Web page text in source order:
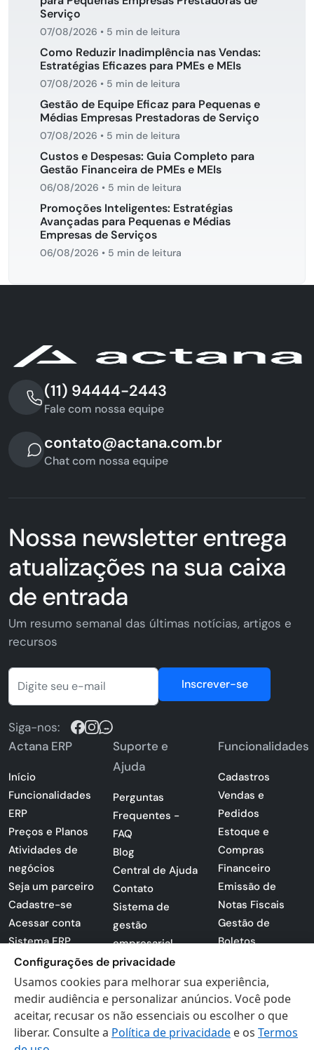
Serviço
07/08/2026 • 5 min de leitura
Como Reduzir Inadimplência nas Vendas:
Estratégias Eficazes para PMEs e MEIs
07/08/2026 • 5 min de leitura
Gestão de Equipe Eficaz para Pequenas e
Médias Empresas Prestadoras de Serviço
07/08/2026 • 5 min de leitura
Custos e Despesas: Guia Completo para
Gestão Financeira de PMEs e MEIs
06/08/2026 • 5 min de leitura
Promoções Inteligentes: Estratégias
Avançadas para Pequenas e Médias
Empresas de Serviços
06/08/2026 • 5 min de leitura
(11) 94444-2443
Fale com nossa equipe
contato@actana.com.br
Chat com nossa equipe
Nossa newsletter entrega
atualizações na sua caixa
de entrada
Um resumo semanal das últimas notícias, artigos e
recursos
Inscrever-se
Siga-nos:
Actana ERP
Início
Funcionalidades
ERP
Preços e Planos
Atividades de
negócios
Seja um parceiro
Cadastre-se
Acessar conta
Sistema ERP
Apresentação
PDF
Loja -
Certificados
Digitais
Suporte e
Ajuda
Perguntas
Frequentes -
FAQ
Blog
Central de Ajuda
Contato
Sistema de
gestão
empresarial
Sistema para
lojas
Preferências de
cookies
Politica de
Funcionalidades
Cadastros
Vendas e
Pedidos
Estoque e
Compras
Financeiro
Emissão de
Notas Fiscais
Gestão de
Boletos
Configurações de privacidade
Usamos cookies para melhorar sua experiência,
medir audiência e personalizar anúncios. Você pode
aceitar, recusar os não essenciais ou escolher o que
liberar. Consulte a Política de privacidade e os Termos